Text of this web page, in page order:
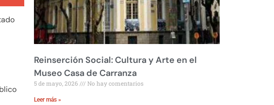
Reinserción Social: Cultura y Arte en el
Museo Casa de Carranza
5 de mayo, 2026 No hay comentarios
Leer más »